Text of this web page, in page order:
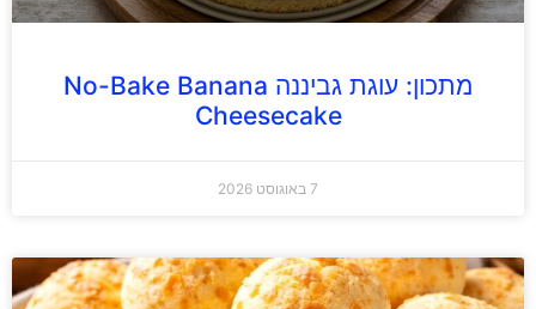
מתכון: עוגת גביננה No-Bake Banana
Cheesecake
7 באוגוסט 2026